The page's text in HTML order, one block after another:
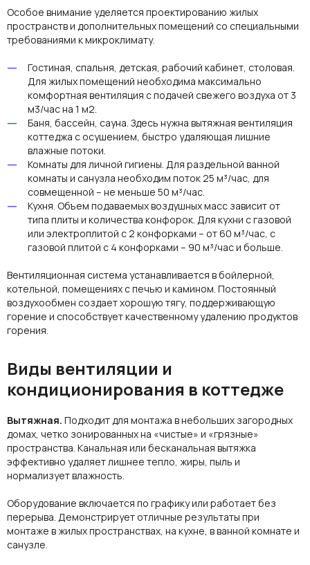
Особое внимание уделяется проектированию жилых
пространств и дополнительныхпомещений со специальными
требованиями к микроклимату.
Гостиная, спальня, детская, рабочий кабинет, столовая.
Для жилых помещений необходима максимально
комфортная вентиляция с подачей свежего воздуха от 3
м3/час на 1 м2.
Баня, бассейн, сауна. Здесь нужна вытяжная вентиляция
коттеджа с осушением, быстро удаляющая лишние
влажные потоки.
Комнаты для личной гигиены. Для раздельной ванной
комнаты и санузла необходим поток 25 м³/час, для
совмещенной – не меньше 50 м³/час.
Кухня. Объем подаваемых воздушных масс зависит от
типа плиты и количества конфорок. Для кухни с газовой
или электроплитой с 2 конфорками – от 60 м³/час, с
газовой плитой с 4 конфорками – 90 м³/час и больше.
Вентиляционная система устанавливается в бойлерной,
котельной, помещениях с печью и камином. Постоянный
воздухообмен создает хорошую тягу, поддерживающую
горение и способствует качественному удалению продуктов
горения.
Виды вентиляции и
кондиционирования в коттедже
Вытяжная. Подходит для монтажа в небольших загородных
домах, четко зонированных на «чистые» и «грязные»
пространства. Канальная или бесканальная вытяжка
эффективно удаляет лишнее тепло, жиры, пыль и
нормализует влажность.
Оборудование включается по графику или работает без
перерыва. Демонстрирует отличные результаты при
монтаже в жилых пространствах, на кухне, в ванной комнате и
санузле.